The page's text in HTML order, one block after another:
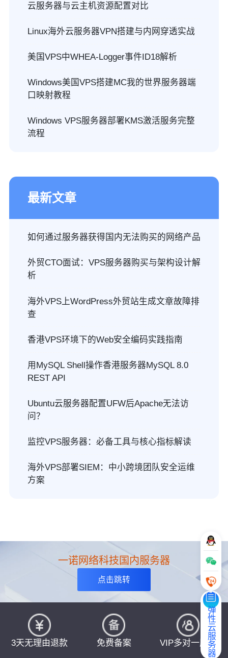
云服务器与云主机资源配置对比
Linux海外云服务器VPN搭建与内网穿透实战
美国VPS中WHEA-Logger事件ID18解析
Windows美国VPS搭建MC我的世界服务器端
口映射教程
Windows VPS服务器部署KMS激活服务完整
流程
最新文章
如何通过服务器获得国内无法购买的网络产品
外贸CTO面试：VPS服务器购买与架构设计解
析
海外VPS上WordPress外贸站生成文章故障排
查
香港VPS环境下的Web安全编码实践指南
用MySQL Shell操作香港服务器MySQL 8.0
REST API
Ubuntu云服务器配置UFW后Apache无法访
问？
监控VPS服务器：必备工具与核心指标解读
海外VPS部署SIEM：中小跨境团队安全运维
方案
弹性云服务器
一诺网络科技国内服务器
点击跳转
3天无理由退款 免费备案 VIP多对一服务